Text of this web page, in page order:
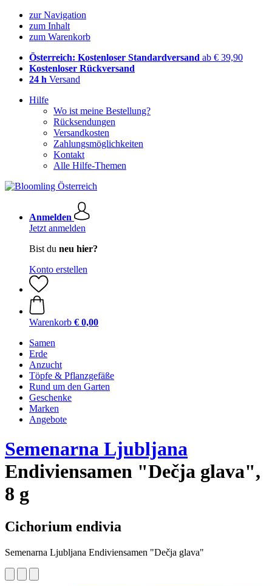
zur Navigation
zum Inhalt
zum Warenkorb
Österreich: Kostenloser Standardversand ab € 39,90
Kostenloser Rückversand
24 h Versand
Hilfe
Wo ist meine Bestellung?
Rücksendungen
Versandkosten
Zahlungsmöglichkeiten
Kontakt
Alle Hilfe-Themen
Anmelden
Jetzt anmelden
Bist du neu hier?
Konto erstellen
Warenkorb € 0,00
Samen
Erde
Anzucht
Töpfe & Pflanzgefäße
Rund um den Garten
Geschenke
Marken
Angebote
Semenarna Ljubljana
Endiviensamen "Dečja glava",
8 g
Cichorium endivia
Semenarna Ljubljana Endiviensamen "Dečja glava"